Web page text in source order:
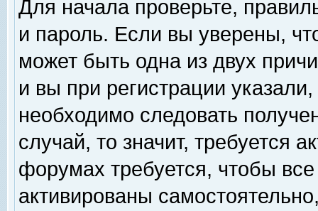
Для начала проверьте,
и пароль. Если вы уверены,
может быть одна из двух
и вы при регистрации
необходимо следовать
случай, то значит, требуется
форумах требуется, чтобы
активированы